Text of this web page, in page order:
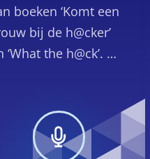
boeken ‘Komt een
bij de h@cker’
‘What the h@ck’. We
scholen en hoe
om te gaan.